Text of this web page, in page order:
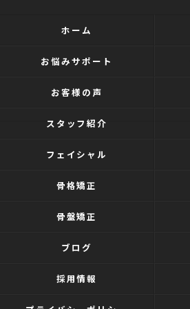
ホーム
お悩みサポート
お客様の声
スタッフ紹介
フェイシャル
骨格矯正
骨盤矯正
ブログ
採用情報